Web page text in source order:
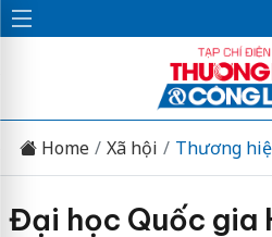
Home Xã hội Thương
Đại học Quốc gia